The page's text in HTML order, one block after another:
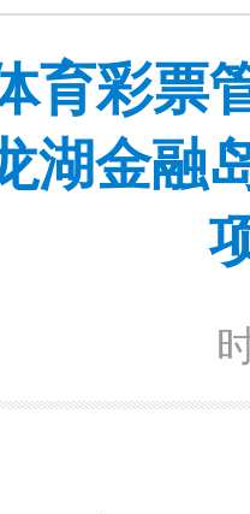
育彩票
湖金融